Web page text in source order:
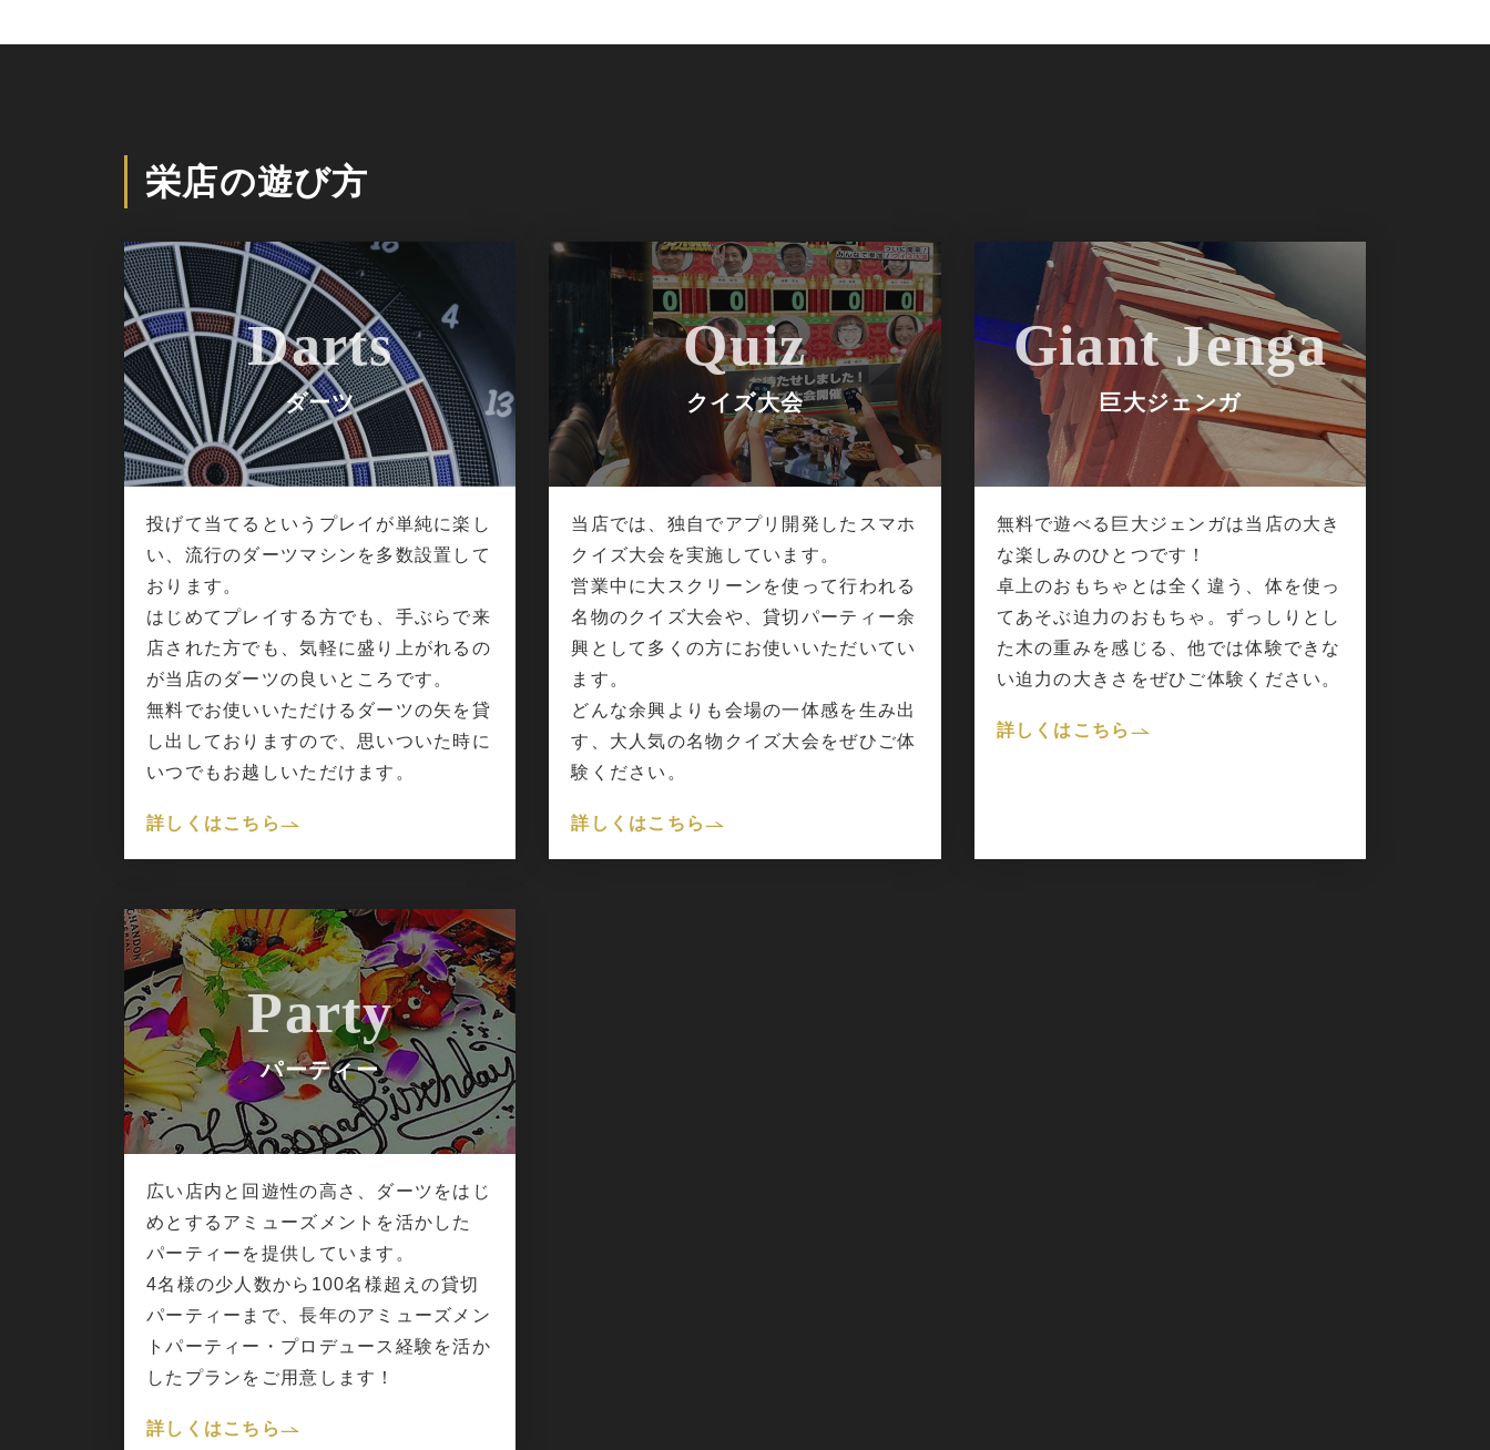
栄店の遊び方
Darts
ダーツ
投げて当てるというプレイが単純に楽し
い、流行のダーツマシンを多数設置して
おります。
はじめてプレイする方でも、手ぶらで来
店された方でも、気軽に盛り上がれるの
が当店のダーツの良いところです。
無料でお使いいただけるダーツの矢を貸
し出しておりますので、思いついた時に
いつでもお越しいただけます。
詳しくはこちら
Quiz
クイズ大会
当店では、独自でアプリ開発したスマホ
クイズ大会を実施しています。
営業中に大スクリーンを使って行われる
名物のクイズ大会や、貸切パーティー余
興として多くの方にお使いいただいてい
ます。
どんな余興よりも会場の一体感を生み出
す、大人気の名物クイズ大会をぜひご体
験ください。
詳しくはこちら
Giant Jenga
巨大ジェンガ
無料で遊べる巨大ジェンガは当店の大き
な楽しみのひとつです！
卓上のおもちゃとは全く違う、体を使っ
てあそぶ迫力のおもちゃ。ずっしりとし
た木の重みを感じる、他では体験できな
い迫力の大きさをぜひご体験ください。
詳しくはこちら
Party
パーティー
広い店内と回遊性の高さ、ダーツをはじ
めとするアミューズメントを活かした
パーティーを提供しています。
4名様の少人数から100名様超えの貸切
パーティーまで、長年のアミューズメン
トパーティー・プロデュース経験を活か
したプランをご用意します！
詳しくはこちら